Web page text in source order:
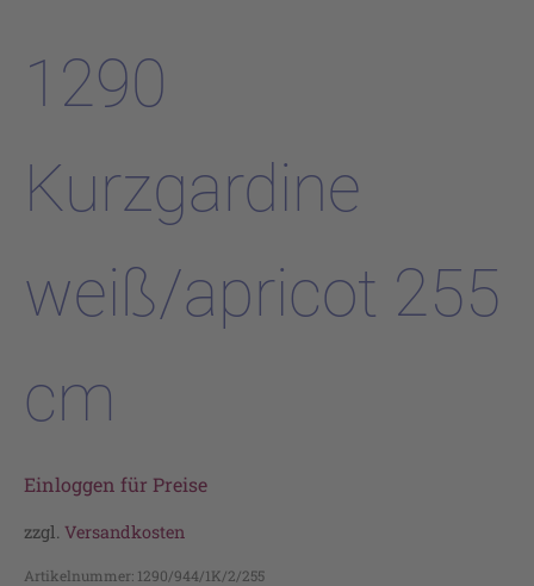
1290
Kurzgardine
weiß/apricot 255
cm
Einloggen für Preise
zzgl. Versandkosten
Artikelnummer: 1290/944/1K/2/255